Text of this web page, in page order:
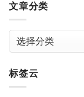
文章分类
类
标签云